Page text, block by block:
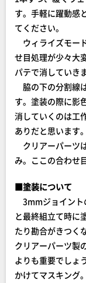
す。手軽に躍動感
てください。
ウィライズモー
せ目処理が少々大
パテで消していき
脇の下の分割線
す。塗装の際に影
消していくのは工
ありだと思います。
クリアーパーツ
み。ここの合わせ
■塗装について
3mmジョイント
と最終組立て時に
たり勘合がきつく
クリアーパーツ製
よりも重要でしょ
かけてマスキング